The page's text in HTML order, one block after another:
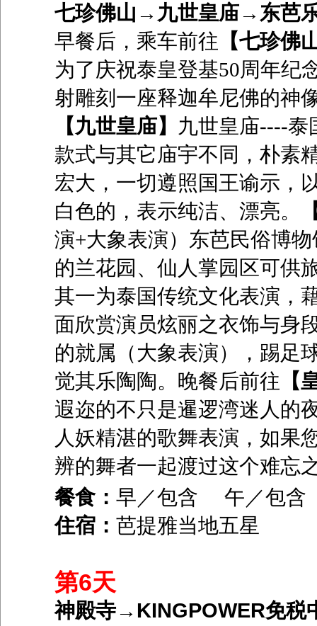
七珍佛山→九世皇庙→东芭
早餐后，乘车前往 【七珍佛
为了庆祝泰皇登基50周年纪
射雕刻一座释迦牟尼佛的神
【九世皇庙】
九世皇庙----泰
款式与其它庙宇不同，朴素
宏大，一切遵照国王谕示，
白色的，表示纯洁、漂亮。
演+大象表演）东芭民俗博
的兰花园、仙人掌园区可供
其一为泰国传统文化表演，
面欣赏演员炫丽之衣饰与身
的就属（大象表演），踢足
觉其乐陶陶。晚餐后前往 【
遐迩的不只是暹逻湾迷人的
人妖精湛的歌舞表演，如果
辨的舞者一起渡过这个难忘
餐食： 早／包含 午／包
住宿： 芭提雅当地五星
第6天
神殿寺→KINGPOWER免税